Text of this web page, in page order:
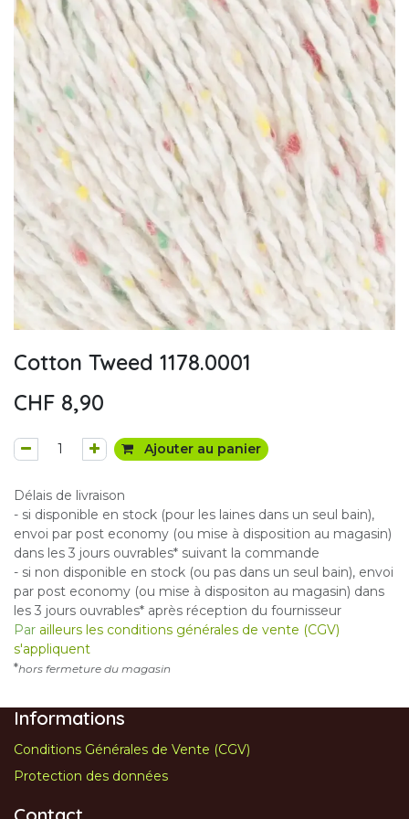
Cotton Tweed 1178.0001
CHF 8,90
Ajouter au panier
Délais de livraison
- si disponible en stock (pour les laines dans un seul bain),
envoi par post economy (ou mise à disposition au magasin)
dans les 3 jours ouvrables* suivant la commande
- si non disponible en stock (ou pas dans un seul bain), envoi
par post economy (ou mise à dispositon au magasin) dans
les 3 jours ouvrables* après réception du fournisseur
Par ailleurs les conditions générales de vente (CGV)
s'appliquent
*hors fermeture du magasin
Informations
Conditions Générales de Vente (CGV)
Protection des données